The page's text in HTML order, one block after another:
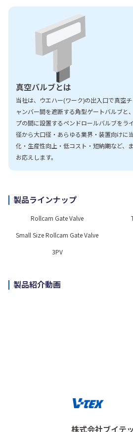
真空バルブとは
当社は、ウエハー(ワーク)の出入口で真空
ャンバー間を遮断する角型ゲートバルブと
プの間に設置するペンドロールバルブをラ
径から大口径・あらゆる業界・装置向けに
化・生産性向上・低コスト・短納期など、
お応えします。
製品ラインナップ
Rollcam Gate Valve
Small Size Rollcam Gate Valve
3PV
製品紹介動画
株式会社ブイテ